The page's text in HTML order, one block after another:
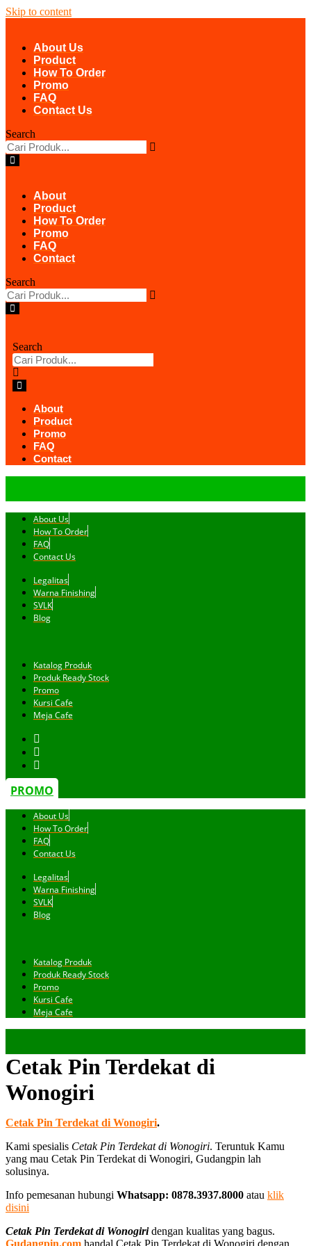
Skip to content
About Us
Product
How To Order
Promo
FAQ
Contact Us
Search
About
Product
How To Order
Promo
FAQ
Contact
Search
Search
About
Product
Promo
FAQ
Contact
About Us
How To Order
FAQ
Contact Us
Legalitas
Warna Finishing
SVLK
Blog
Katalog Produk
Produk Ready Stock
Promo
Kursi Cafe
Meja Cafe
PROMO
About Us
How To Order
FAQ
Contact Us
Legalitas
Warna Finishing
SVLK
Blog
Katalog Produk
Produk Ready Stock
Promo
Kursi Cafe
Meja Cafe
Cetak Pin Terdekat di
Wonogiri
Cetak Pin Terdekat di Wonogiri.
Kami spesialis Cetak Pin Terdekat di Wonogiri. Teruntuk Kamu
yang mau Cetak Pin Terdekat di Wonogiri, Gudangpin lah
solusinya.
Info pemesanan hubungi Whatsapp: 0878.3937.8000 atau klik
disini
Cetak Pin Terdekat di Wonogiri dengan kualitas yang bagus.
Gudangpin.com handal Cetak Pin Terdekat di Wonogiri dengan